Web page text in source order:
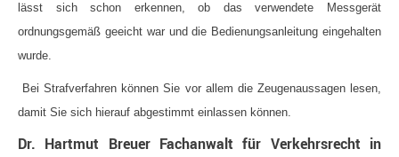
lässt sich schon erkennen,ob das verwendete Messgerät
ordnungsgemäß geeicht war und die Bedienungsanleitung eingehalten
wurde.
Bei Strafverfahren können Sie vor allem die Zeugenaussagen lesen,
damit Sie sich hierauf abgestimmt einlassen können.
Dr. Hartmut Breuer Fachanwalt für Verkehrsrecht in